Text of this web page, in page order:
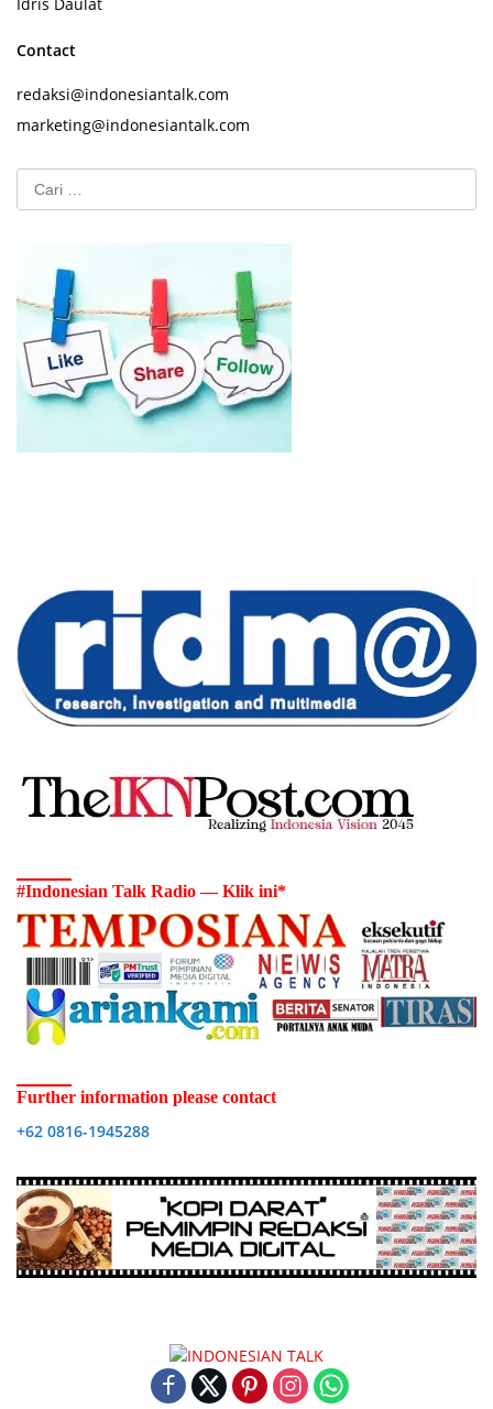
Contact
redaksi@indonesiantalk.com
marketing@indonesiantalk.com
Cari
untuk:
#Indonesian Talk Radio — Klik ini*
Further information please contact
+62 0816-1945288